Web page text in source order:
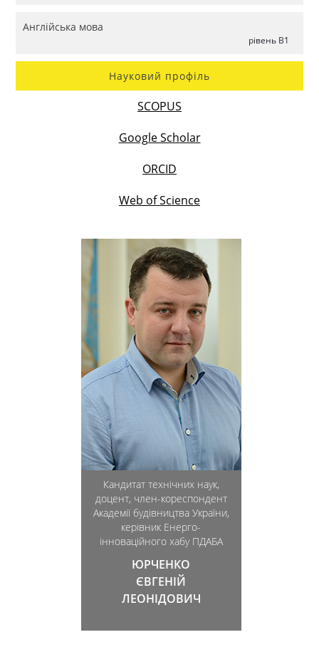
Англійська мова
рівень B1
Науковий профіль
SCOPUS
Google Scholar
ORCID
Web of Science
Кандитат технічних наук,
доцент, член-кореспондент
Академії будівництва України,
керівник Енерго-
інноваційного хабу ПДАБА
ЮРЧЕНКО
ЄВГЕНІЙ
ЛЕОНІДОВИЧ